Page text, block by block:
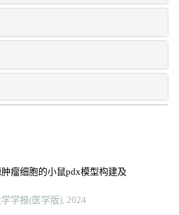
瘤细胞的小鼠pdx模型构建及
学报(医学版), 2024